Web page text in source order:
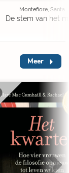
Montefiore, Santa
De stem van het
Meer